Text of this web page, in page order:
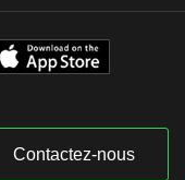
Contactez-nous